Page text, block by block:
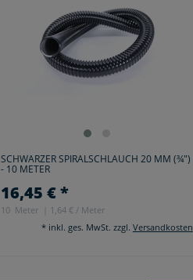
SCHWARZER SPIRALSCHLAUCH 20 MM (¾")
- 10 METER
16,45 € *
10 Meter
| 1,64 € / Meter
* inkl. ges. MwSt. zzgl. Versandkosten